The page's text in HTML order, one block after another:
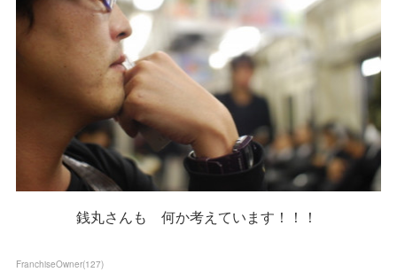
銭丸さんも 何か考えています！！！
FranchiseOwner(127)